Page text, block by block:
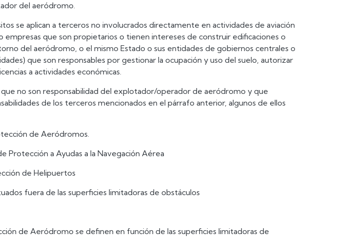
del aeródromo.
se aplican a terceros no involucrados directamente en actividades de aviación
empresas que son propietarios o tienen intereses de construir edificaciones o
del aeródromo, o el mismo Estado o sus entidades de gobiernos centrales o
que son responsables por gestionar la ocupación y uso del suelo, autorizar
a actividades económicas.
no son responsabilidad del explotador/operador de aeródromo y que
de los terceros mencionados en el párrafo anterior, algunos de ellos
de Aeródromos.
Protección a Ayudas a la Navegación Aérea
de Helipuertos
fuera de las superficies limitadoras de obstáculos
de Aeródromo se definen en función de las superficies limitadoras de